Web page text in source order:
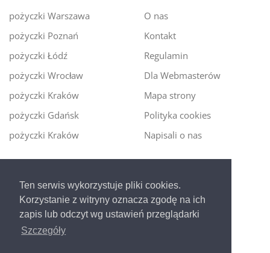
Ten serwis wykorzystuje pliki cookies.
Korzystanie z witryny oznacza zgodę na ich
zapis lub odczyt wg ustawień przeglądarki
Szczegóły
pożyczki Warszawa
pożyczki Poznań
pożyczki Łódź
pożyczki Wrocław
pożyczki Kraków
pożyczki Gdańsk
pożyczki Kraków
O nas
Kontakt
Regulamin
Dla Webmasterów
Mapa strony
Polityka cookies
Napisali o nas
Ekspert kredytowy online - nowa era szybkiego i
bezpiecznego pożyczania!